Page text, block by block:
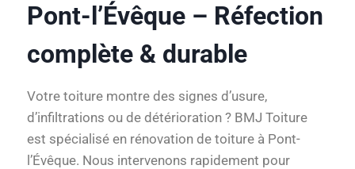
Pont-l’Évêque – Réfection
complète & durable
Votre toiture montre des signes d’usure,
d’infiltrations ou de détérioration ? BMJ Toiture
est spécialisé en rénovation de toiture à Pont-
l’Évêque. Nous intervenons rapidement pour